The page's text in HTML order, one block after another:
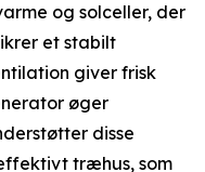
og solceller, der
et stabilt
giver frisk
øger
disse
træhus, som